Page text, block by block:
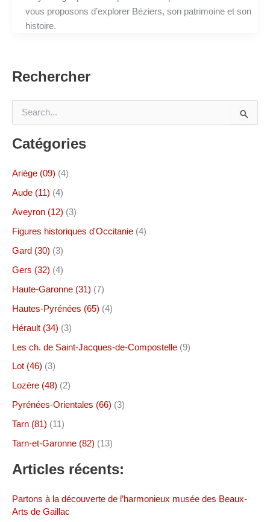
vous proposons d’explorer Béziers, son patrimoine et son
histoire.
Rechercher
h
c
h
r
Catégories
Ariège (09) (4)
Aude (11) (4)
Aveyron (12) (3)
Figures historiques d'Occitanie (4)
Gard (30) (3)
Gers (32) (4)
Haute-Garonne (31) (7)
Hautes-Pyrénées (65) (4)
Hérault (34) (3)
Les ch. de Saint-Jacques-de-Compostelle (9)
Lot (46) (3)
Lozère (48) (2)
Pyrénées-Orientales (66) (3)
Tarn (81) (11)
Tarn-et-Garonne (82) (13)
Articles récents:
Partons à la découverte de l’harmonieux musée des Beaux-
Arts de Gaillac